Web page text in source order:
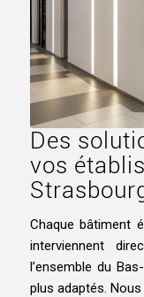
Des
vos
Chaque bâtiment
interviennent
l’ensemble du
plus adaptés.